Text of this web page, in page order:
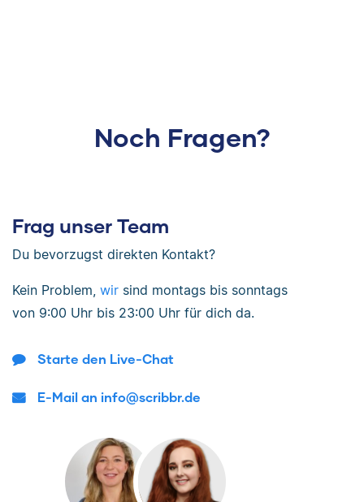
Noch Fragen?
Frag unser Team
Du bevorzugst direkten Kontakt?
Kein Problem, wir sind montags bis sonntags
von 9:00 Uhr bis 23:00 Uhr für dich da.
Starte den Live-Chat
E-Mail an info@scribbr.de